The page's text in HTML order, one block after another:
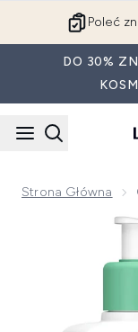
Poleć
DO 30%
Strona Główna
Now showing image